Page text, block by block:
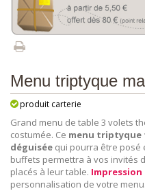
Menu triptyque
produit carterie
Grand menu de table 3 volets
costumée. Ce menu triptyque
déguisée qui pourra être posé
buffets permettra à vos invités
placés à leur table.
personnalisation de votre